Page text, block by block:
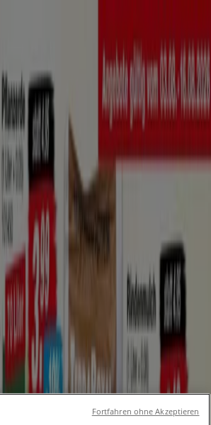
Möbelhäuser
Drogerien und
und
DiscounterSportgeschäfte
und
Reisen und Freizeit
Bücher und SchreibwarenBanken
Gutscheine und
zu erhalten
Fortfahren ohne Akzeptieren